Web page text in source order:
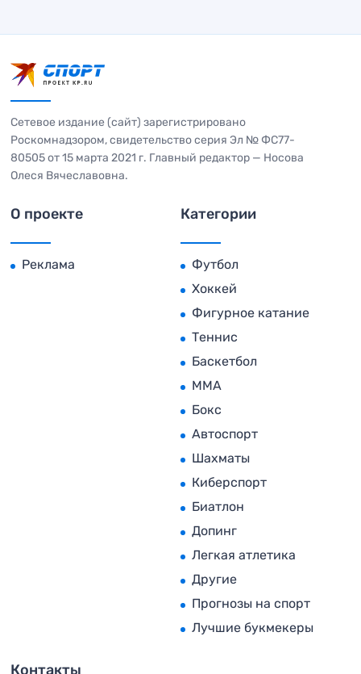
Сетевое издание (сайт) зарегистрировано
Роскомнадзором, свидетельство серия Эл № ФС77-
80505 от 15 марта 2021 г. Главный редактор — Носова
Олеся Вячеславовна.
О проекте
Реклама
Категории
Футбол
Хоккей
Фигурное катание
Теннис
Баскетбол
MMA
Бокс
Автоспорт
Шахматы
Киберспорт
Биатлон
Допинг
Легкая атлетика
Другие
Прогнозы на спорт
Лучшие букмекеры
Контакты